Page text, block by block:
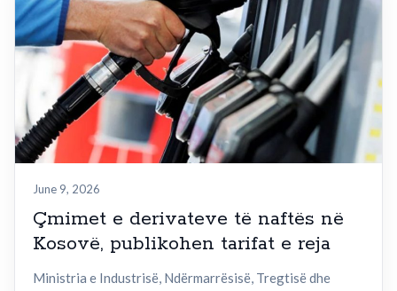
June 9, 2026
Çmimet e derivateve të naftës në
Kosovë, publikohen tarifat e reja
Ministria e Industrisë, Ndërmarrësisë, Tregtisë dhe